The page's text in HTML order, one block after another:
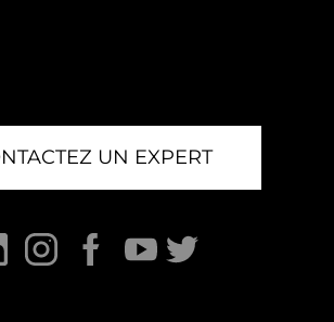
UN EXPERT